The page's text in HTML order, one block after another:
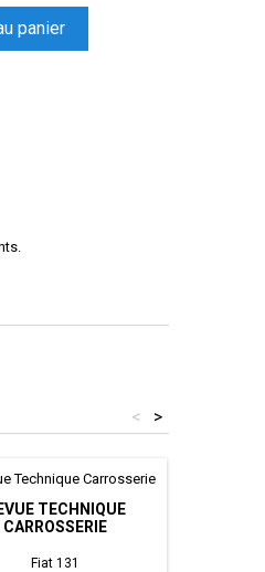
panier
>
<
TECHNIQUE
CARROSSERIE
Fiat 131